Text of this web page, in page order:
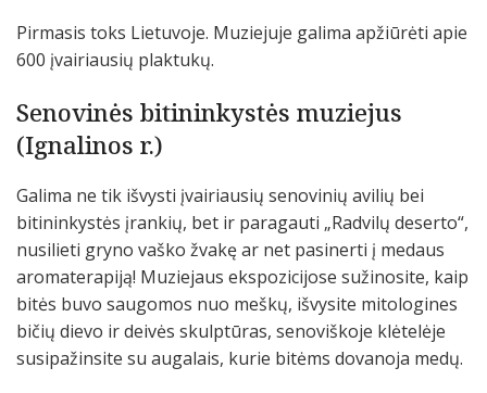
Pirmasis toks Lietuvoje. Muziejuje galima apžiūrėti apie
600 įvairiausių plaktukų.
Senovinės bitininkystės muziejus
(Ignalinos r.)
Galima ne tik išvysti įvairiausių senovinių avilių bei
bitininkystės įrankių, bet ir paragauti „Radvilų deserto“,
nusilieti gryno vaško žvakę ar net pasinerti į medaus
aromaterapiją! Muziejaus ekspozicijose sužinosite, kaip
bitės buvo saugomos nuo meškų, išvysite mitologines
bičių dievo ir deivės skulptūras, senoviškoje klėtelėje
susipažinsite su augalais, kurie bitėms dovanoja medų.